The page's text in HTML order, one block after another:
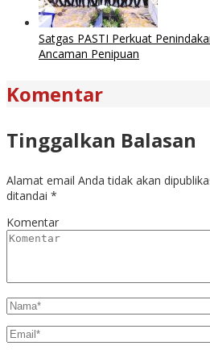
Satgas PASTI Perkuat
Ancaman Penipuan
Komentar
Tinggalkan Balasan
Alamat email Anda tidak akan
ditandai *
Komentar